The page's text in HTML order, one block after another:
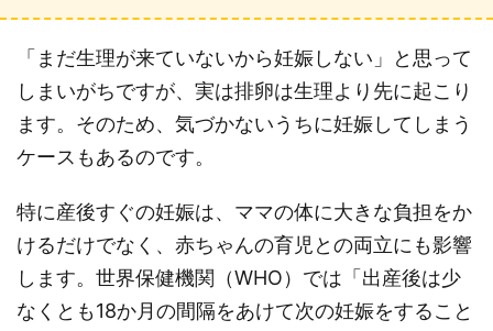
「まだ生理が来ていないから妊娠しない」と思って
しまいがちですが、実は排卵は生理より先に起こり
ます。そのため、気づかないうちに妊娠してしまう
ケースもあるのです。
特に産後すぐの妊娠は、ママの体に大きな負担をか
けるだけでなく、赤ちゃんの育児との両立にも影響
します。世界保健機関（WHO）では「出産後は少
なくとも18か月の間隔をあけて次の妊娠をすること